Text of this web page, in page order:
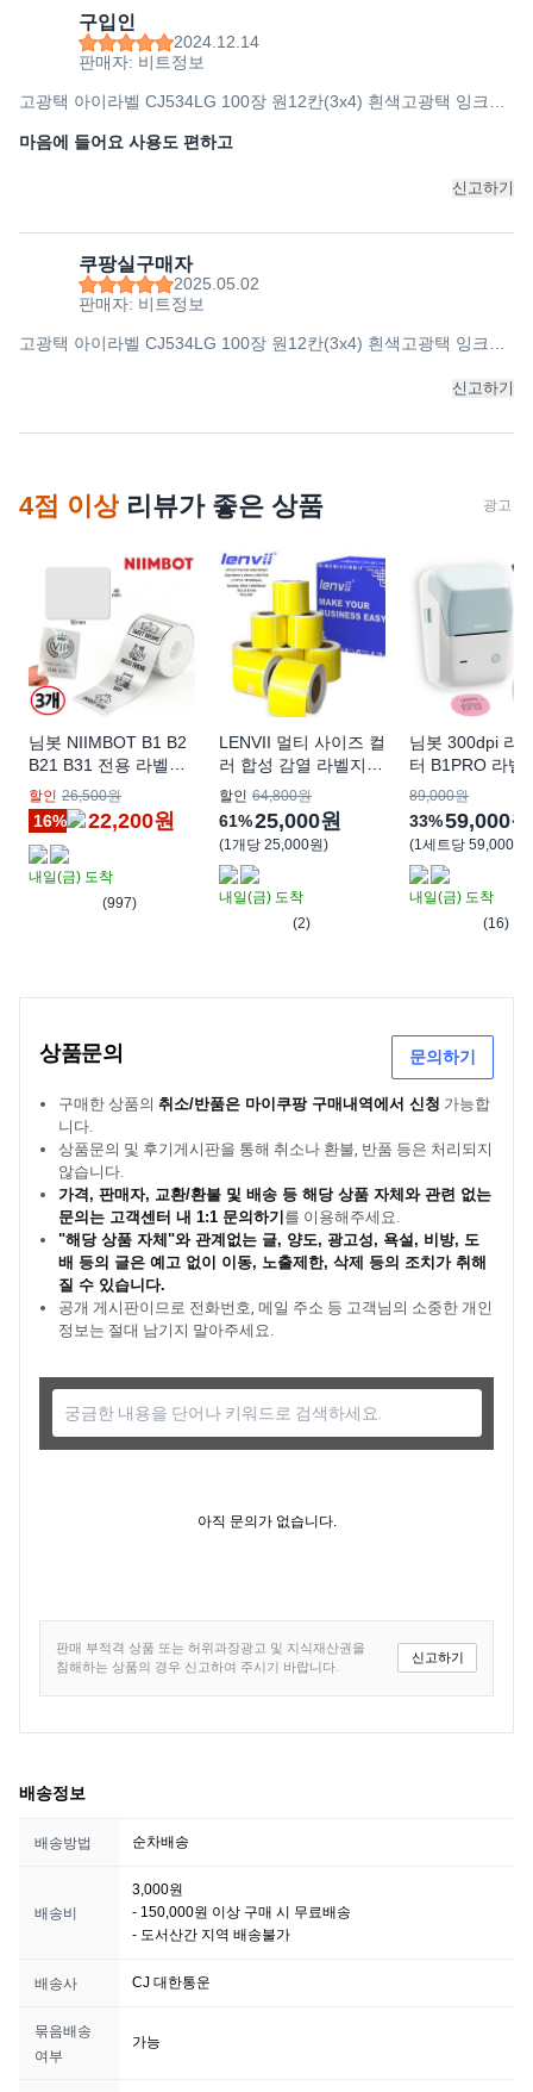
구입인
2024.12.14
판매자: 비트정보
고광택 아이라벨 CJ534LG 100장 원12칸(3x4) 흰색고광택 잉크젯
라벨프라자, 100개, 12칸
마음에 들어요 사용도 편하고
신고하기
쿠팡실구매자
2025.05.02
판매자: 비트정보
고광택 아이라벨 CJ534LG 100장 원12칸(3x4) 흰색고광택 잉크젯
신고하기
4점 이상 리뷰가 좋은 상품 광고
님봇 NIIMBOT B1 B2
B21 B31 전용 라벨지
(3롤 세트), 사각실버배
경50x40
할인 26,500원
16% 22,200원
내일(금) 도착
(997)
LENVII 멀티 사이즈 컬
러 합성 감열 라벨지로
방수 내유성 스크래치
찢김 방지 선명한 인쇄
가 가능하며 감열 프린
터에 적용되어 색상 구
분 기능이 있어 아름답
고 효율적입니다, 1박
할인 64,800원
61%25,000원
(1개당 25,000원)
내일(금) 도착
(2)
님봇 300dpi 라
터 B1PRO 라벨
30 mm, 블루(라
트), 화이트(라
개
89,000원
33%59,000원
(1세트당 59,000원
내일(금) 도착
(16)
상품문의 문의하기
구매한 상품의 취소/반품은 마이쿠팡 구매내역에서 신청 가능합
니다.
상품문의 및 후기게시판을 통해 취소나 환불, 반품 등은 처리되지
않습니다.
가격, 판매자, 교환/환불 및 배송 등 해당 상품 자체와 관련 없는
문의는 고객센터 내 1:1 문의하기 를 이용해주세요.
"해당 상품 자체"와 관계없는 글, 양도, 광고성, 욕설, 비방, 도
배 등의 글은 예고 없이 이동, 노출제한, 삭제 등의 조치가 취해
질 수 있습니다.
공개 게시판이므로 전화번호, 메일 주소 등 고객님의 소중한 개인
정보는 절대 남기지 말아주세요.
아직 문의가 없습니다.
판매 부적격 상품 또는 허위과장광고 및 지식재산권을
침해하는 상품의 경우 신고하여 주시기 바랍니다.
신고하기
배송정보
배송방법 순차배송
배송비
3,000원
- 150,000원 이상 구매 시 무료배송
- 도서산간 지역 배송불가
배송사 CJ 대한통운
묶음배송
여부
가능